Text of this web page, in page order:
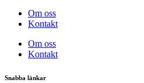
Om oss
Kontakt
Om oss
Kontakt
Snabba länkar